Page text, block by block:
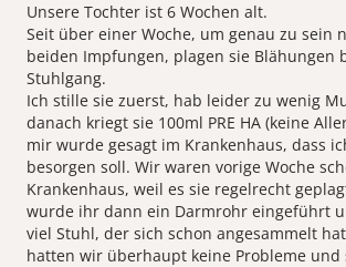
Unsere Tochter ist 6 Wochen alt.
Seit über einer Woche, um genau zu sein
beiden Impfungen, plagen sie Blähungen
Stuhlgang.
Ich stille sie zuerst, hab leider zu wenig
danach kriegt sie 100ml PRE HA (keine
mir wurde gesagt im Krankenhaus, dass
besorgen soll. Wir waren vorige Woche
Krankenhaus, weil es sie regelrecht
wurde ihr dann ein Darmrohr eingeführt
viel Stuhl, der sich schon angesammelt
hatten wir überhaupt keine Probleme und